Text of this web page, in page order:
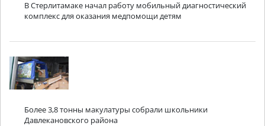
В Стерлитамаке начал работу мобильный диагностический
комплекс для оказания медпомощи детям
Более 3,8 тонны макулатуры собрали школьники
Давлекановского района